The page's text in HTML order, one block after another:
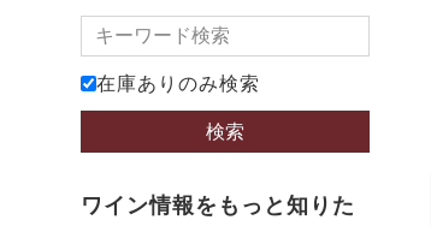
在庫ありのみ検索
検索
ワイン情報をもっと知りた